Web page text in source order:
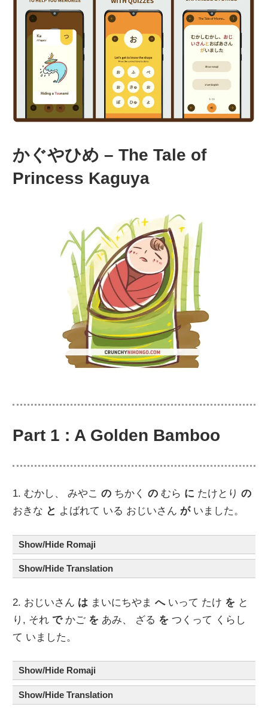
かぐやひめ – The Tale of
Princess Kaguya
Part 1 : A Golden Bamboo
1. むかし、 みやこの ちかくの むら に たけとりの
おきな と よばれて いる おじいさんがいました。
Show/Hide Romaji
Show/Hide Translation
2. おじいさん は まいにちやまへいって たけ を と
り, それでかご を あみ、 ざる を つくって くらし
て いました。
Show/Hide Romaji
Show/Hide Translation